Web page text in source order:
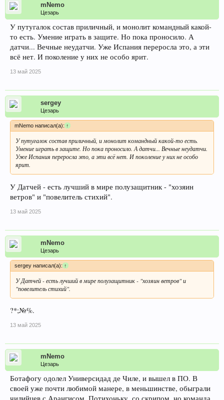
mNemo
Цезарь
У путугалок состав приличный, и монолит командный какой-
то есть. Умение играть в защите. Но пока проносило. А
датчи... Вечные неудатчи. Уже Испания переросла это, а эти
всё нет. И поколение у них не особо ярит.
13 май 2025
sergey
Цезарь
mNemo написал(а):↑
У путугалок состав приличный, и монолит командный какой-то есть.
Умение играть в защите. Но пока проносило. А датчи... Вечные неудатчи.
Уже Испания переросла это, а эти всё нет. И поколение у них не особо
ярит.
У Датчей - есть лучший в мире полузащитник - "хозяин
ветров" и "повелитель стихий".
13 май 2025
mNemo
Цезарь
sergey написал(а):↑
У Датчей - есть лучший в мире полузащитник - "хозяин ветров" и
"повелитель стихий".
?*;№%.
13 май 2025
mNemo
Цезарь
Ботафогу одолел Универсидад де Чиле, и вышел в ПО. В
своей уже почти любимой манере, в меньшинстве, обыграли